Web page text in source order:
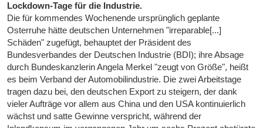
Lockdown-Tage für die Industrie.
Die für kommendes Wochenende ursprünglich geplante
Osterruhe hätte deutschen Unternehmen "irreparable[...]
Schäden" zugefügt, behauptet der Präsident des
Bundesverbandes der Deutschen Industrie (BDI); ihre Absage
durch Bundeskanzlerin Angela Merkel "zeugt von Größe", heißt
es beim Verband der Automobilindustrie. Die zwei Arbeitstage
tragen dazu bei, den deutschen Export zu steigern, der dank
vieler Aufträge vor allem aus China und den USA kontinuierlich
wächst und satte Gewinne verspricht, während der